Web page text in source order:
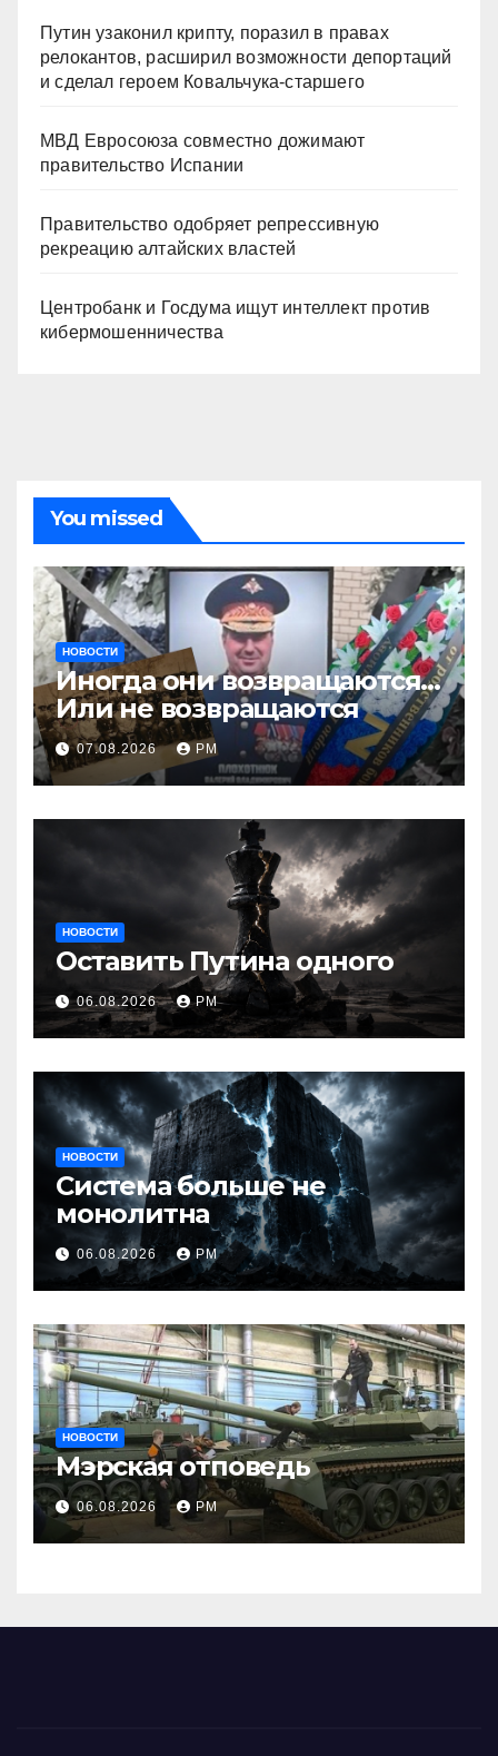
Путин узаконил крипту, поразил в правах
релокантов, расширил возможности депортаций
и сделал героем Ковальчука-старшего
МВД Евросоюза совместно дожимают
правительство Испании
Правительство одобряет репрессивную
рекреацию алтайских властей
Центробанк и Госдума ищут интеллект против
кибермошенничества
You missed
НОВОСТИ
Иногда они возвращаются…
Или не возвращаются
07.08.2026 РМ
НОВОСТИ
Оставить Путина одного
06.08.2026 РМ
НОВОСТИ
Система больше не
монолитна
06.08.2026 РМ
НОВОСТИ
Мэрская отповедь
06.08.2026 РМ